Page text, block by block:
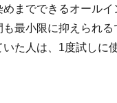
めまでできるオール
最小限に抑えられる
た人は、1度試しに